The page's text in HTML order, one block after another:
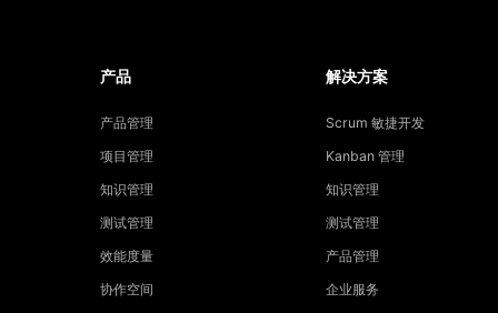
产品
产品管理
项目管理
知识管理
测试管理
效能度量
协作空间
解决方案
Scrum 敏捷开发
Kanban 管理
知识管理
测试管理
产品管理
企业服务